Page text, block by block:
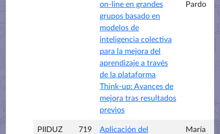
on-line en grandes
grupos basado en
modelos de
inteligencia colectiva
para la mejora del
aprendizaje a través
de la plataforma
Think-up: Avances de
mejora tras resultados
previos
Pardo
PIIDUZ 719
Aplicación del
María